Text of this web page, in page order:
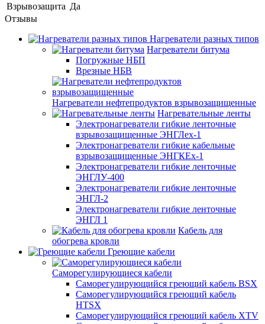
Взрывозащита Да
Отзывы
Нагреватели разных типов
Нагреватели битума
Погружные НБП
Врезные НБВ
Нагреватели нефтепродуктов взрывозащищенные
Нагревательные ленты
Электронагреватели гибкие ленточные
взрывозащищенные ЭНГЛех-1
Электронагреватели гибкие кабельные
взрывозащищенные ЭНГКЕх-1
Электронагреватели гибкие ленточные
ЭНГЛУ-400
Электронагреватели гибкие ленточные
ЭНГЛ-2
Электронагреватели гибкие ленточные
ЭНГЛ 1
Кабель для
обогрева кровли
Греющие кабели
Саморегулирующиеся кабели
Саморегулирующийся греющий кабель BSX
Саморегулирующийся греющий кабель
HTSX
Саморегулирующийся греющий кабель XTV